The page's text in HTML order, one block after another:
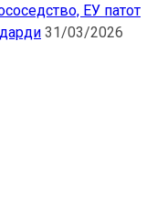
ЕУ патот
31/03/2026